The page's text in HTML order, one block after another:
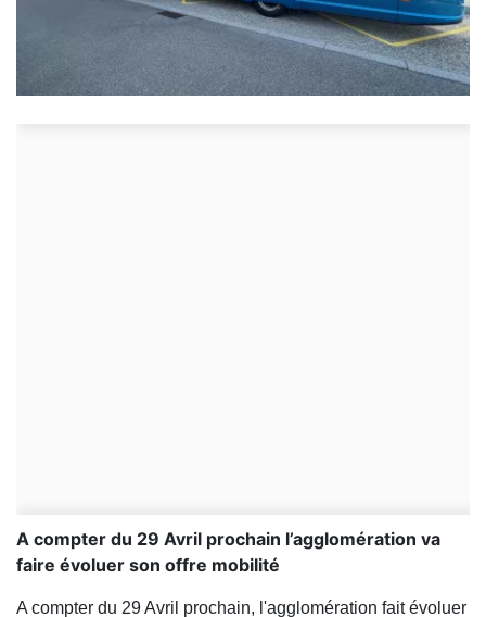
A compter du 29 Avril prochain l’agglomération va
faire évoluer son offre mobilité
A compter du 29 Avril prochain, l'agglomération fait évoluer